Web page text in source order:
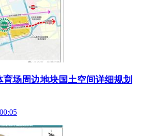
育场周边地块国土空间详细规划